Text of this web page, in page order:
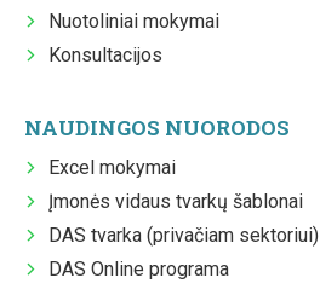
Nuotoliniai mokymai
Konsultacijos
NAUDINGOS NUORODOS
Excel mokymai
Įmonės vidaus tvarkų šablonai
DAS tvarka (privačiam sektoriui)
DAS Online programa